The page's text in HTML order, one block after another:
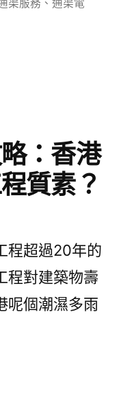
渠服務 、 通渠電
：香港
質素？
程超過20年的
程對建築物壽
呢個潮濕多雨